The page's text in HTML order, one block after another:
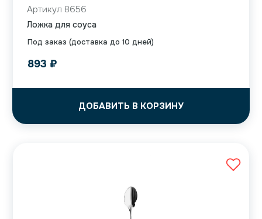
Под заказ (доставка до 10 дней)
Артикул 8656
Ложка для соуса
893 ₽
ДОБАВИТЬ В КОРЗИНУ